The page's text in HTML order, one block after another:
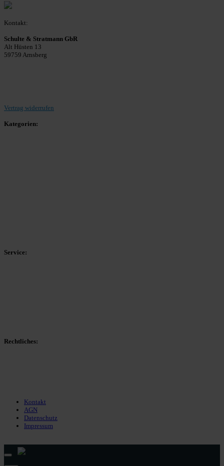
Kontakt:
Schulte & Stratmann GbR
Alt Hüsten 13
59759 Arnsberg
Vertrag widerrufen
Kategorien:
Service:
Rechtliches:
Kontakt
AGN
Datenschutz
Impressum